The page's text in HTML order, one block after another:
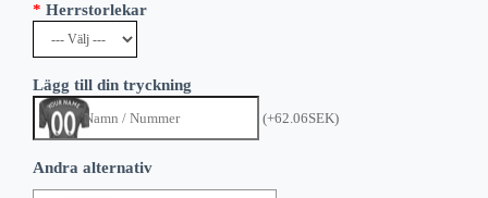
Herrstorlekar
Lägg till din tryckning
(+62.06SEK)
Andra alternativ